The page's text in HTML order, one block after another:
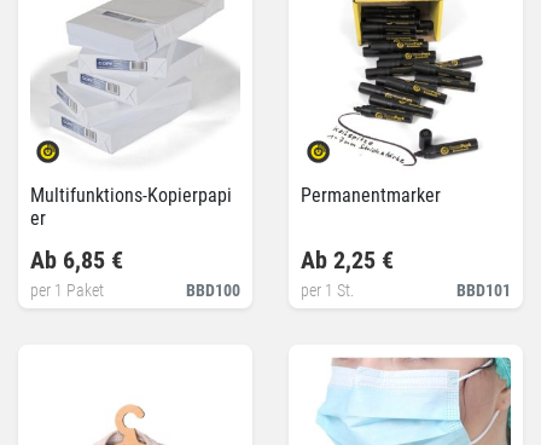
Multifunktions-Kopierpapi
er
BBD100
Ab 6,85 €
per 1 Paket
Permanentmarker
BBD101
Ab 2,25 €
per 1 St.